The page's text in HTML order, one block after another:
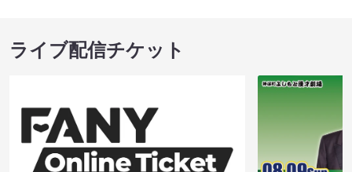
ライブ配信チケット